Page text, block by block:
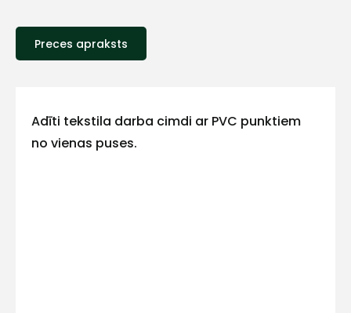
Preces apraksts
Adīti tekstila darba cimdi ar PVC punktiem
no vienas puses.